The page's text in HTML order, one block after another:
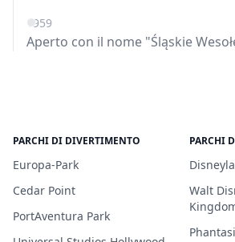
1959
Aperto con il nome "Śląskie
PARCHI DI DIVERTIMENTO
Europa-Park
Cedar Point
PortAventura Park
PARCHI
Walt